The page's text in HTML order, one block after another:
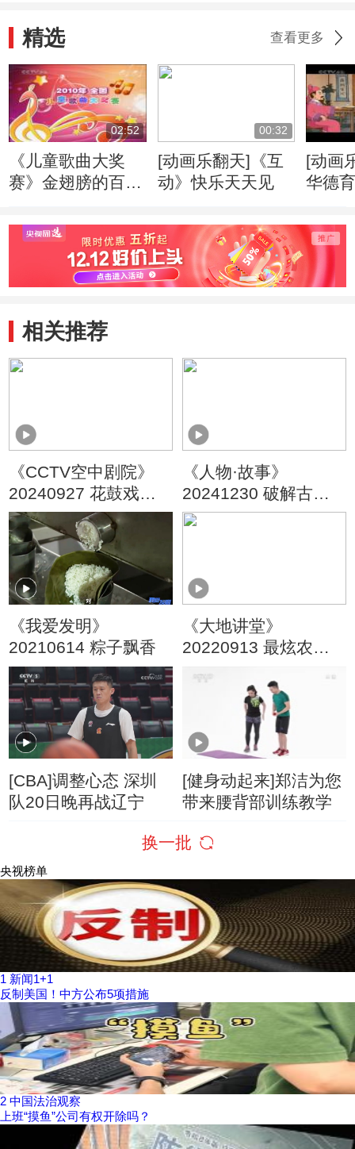
精选 查看更多
02:52
《儿童歌曲大奖
赛》金翅膀的百灵
00:32
[动画乐翻天]《互
动》快乐天天见
[动画
华德
相关推荐
《CCTV空中剧院》
20240927 花鼓戏
《蔡坤山耕田》选场
《人物·故事》
20241230 破解古
籍“龙鳞”密码·张晓栋
《我爱发明》
20210614 粽子飘香
《大地讲堂》
20220913 最炫农科
[CBA]调整心态 深圳
队20日晚再战辽宁
[健身动起来]郑洁为您
带来腰背部训练教学
换一批
央视榜单
1 新闻1+1
反制美国！中方公布5项措施
2 中国法治观察
上班“摸鱼”公司有权开除吗？